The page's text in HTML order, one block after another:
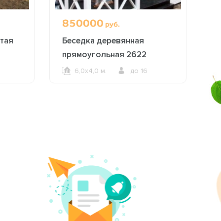
850000 руб.
Беседка деревянная
прямоугольная 2622
6,0х4,0 м. до 16